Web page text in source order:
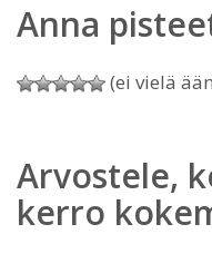
Anna
(ei vielä
Arvostele,
kerro